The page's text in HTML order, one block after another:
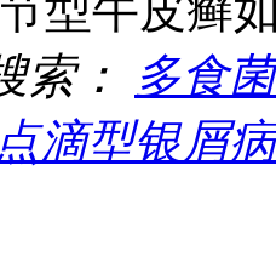
索：
多食
点滴型银屑